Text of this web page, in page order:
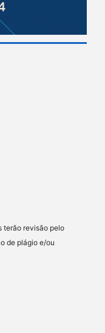
terão revisão pelo
de plágio e/ou